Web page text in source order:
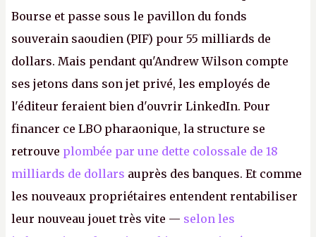
Bourse et passe sous le pavillon du fonds
souverain saoudien (PIF) pour 55 milliards de
dollars. Mais pendant qu'Andrew Wilson compte
ses jetons dans son jet privé, les employés de
l'éditeur feraient bien d'ouvrir LinkedIn. Pour
financer ce LBO pharaonique, la structure se
retrouve plombée par une dette colossale de 18
milliards de dollars auprès des banques. Et comme
les nouveaux propriétaires entendent rentabiliser
leur nouveau jouet très vite — selon les